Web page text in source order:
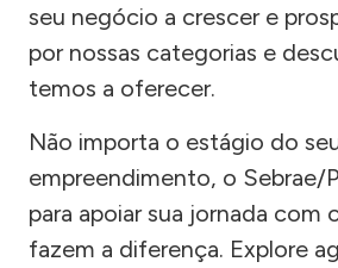
seu negócio a crescer e
por nossas categorias e
temos a oferecer.
Não importa o estágio do
empreendimento, o Sebrae/
para apoiar sua jornada com
fazem a diferença. Explore